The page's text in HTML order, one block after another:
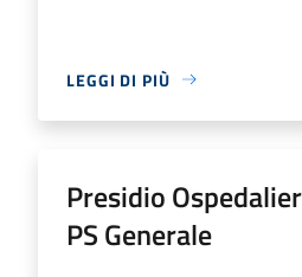
LEGGI DI PIÙ
Presidio
PS Generale